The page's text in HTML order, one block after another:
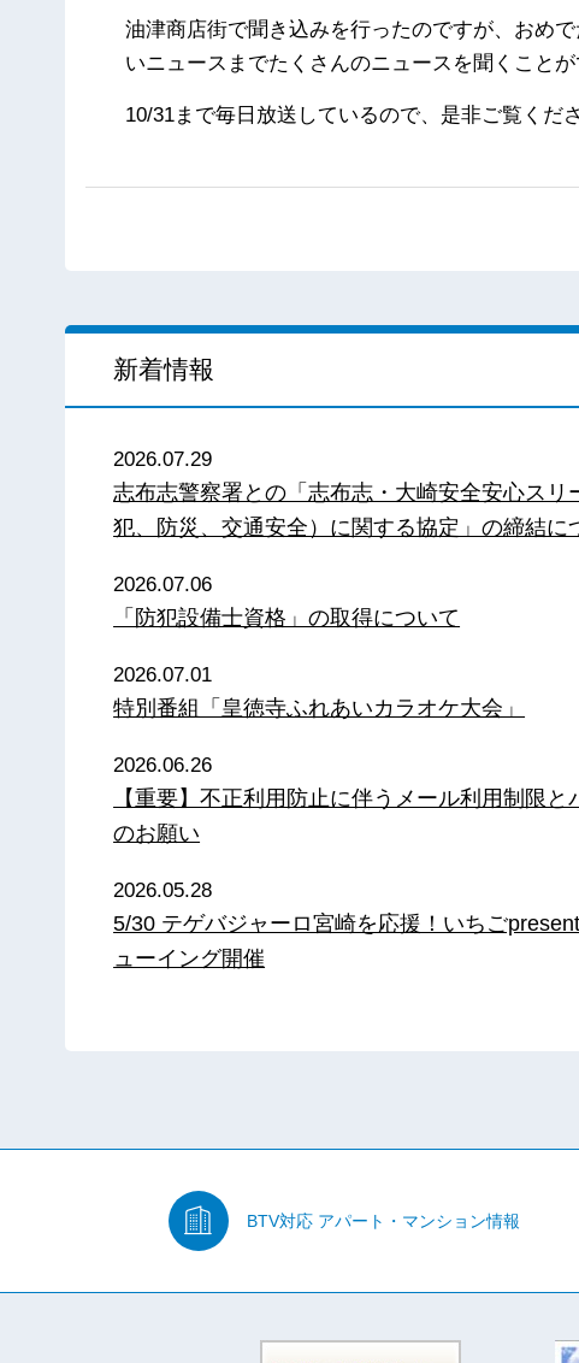
油津商店街で聞き込みを行ったのですが、おめ
いニュースまでたくさんのニュースを聞くこと
10/31まで毎日放送しているので、是非ご覧くだ
新着情報
2026.07.29
志布志警察署との「志布志・大崎安全安心スリ
犯、防災、交通安全）に関する協定」の締結に
2026.07.06
「防犯設備士資格」の取得について
2026.07.01
特別番組「皇徳寺ふれあいカラオケ大会」
2026.06.26
【重要】不正利用防止に伴うメール利用制限と
のお願い
2026.05.28
5/30 テゲバジャーロ宮崎を応援！いちご
ューイング開催
BTV対応 アパート・マンション情報